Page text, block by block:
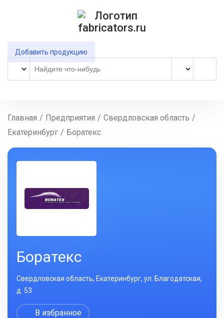
Добавить продукцию
Главная / Предприятия / Свердловская область /
Екатеринбург / Боратекс
Боратекс
Свердловская область, Екатеринбург, ул. Благодатская,
д. 53
В избранное